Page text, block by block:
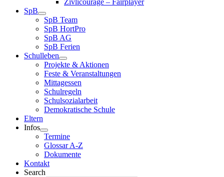
Zivlicourage – Fairplayer
SpB
SpB Team
SpB HortPro
SpB AG
SpB Ferien
Schulleben
Projekte & Aktionen
Feste & Veranstaltungen
Mittagessen
Schulregeln
Schulsozialarbeit
Demokratische Schule
Eltern
Infos
Termine
Glossar A-Z
Dokumente
Kontakt
Search